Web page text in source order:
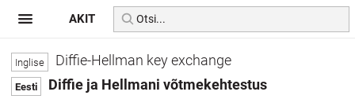
Diffie-Hellman key exchange
Diffie ja Hellmani võtmekehtestus
AKIT